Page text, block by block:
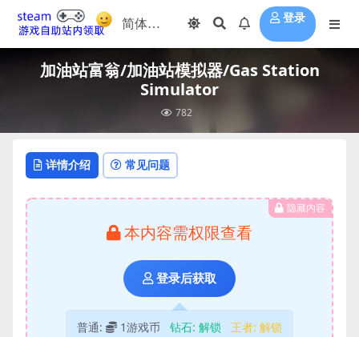
登录
加油站富翁/加油站模拟器/Gas Station
Simulator
782
详情介绍 常见问题
隐藏内容
本内容需权限查看
登录后获取
普通: 1游戏币 钻石: 解锁 王者: 解锁